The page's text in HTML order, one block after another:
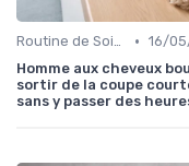
Routine de Soins pour Cheveux Bouclés • 16/
Homme aux cheveux
sortir de la coupe
sans y passer des